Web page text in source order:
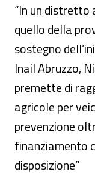
“In un distretto
quello della
sostegno
Inail Abruzzo,
premette di
agricole per
prevenzione
finanziamento
disposizione”